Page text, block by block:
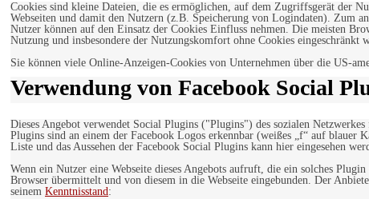
Cookies sind kleine Dateien, die es ermöglichen, auf dem Zugriffsgerät der
Webseiten und damit den Nutzern (z.B. Speicherung von Logindaten). Zum
Nutzer können auf den Einsatz der Cookies Einfluss nehmen. Die meisten
Nutzung und insbesondere der Nutzungskomfort ohne Cookies eingeschränkt
Sie können viele Online-Anzeigen-Cookies von Unternehmen über die US-
Verwendung von Facebook Social
Dieses Angebot verwendet Social Plugins ("Plugins") des sozialen
Plugins sind an einem der Facebook Logos erkennbar (weißes „f“ auf
Liste und das Aussehen der Facebook Social Plugins kann hier eingesehen
Wenn ein Nutzer eine Webseite dieses Angebots aufruft, die ein solches
Browser übermittelt und von diesem in die Webseite eingebunden. Der
seinem Kenntnisstand: